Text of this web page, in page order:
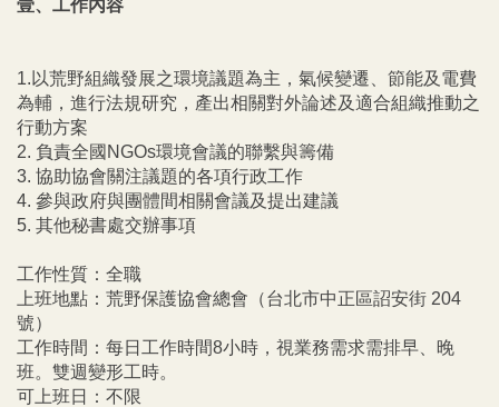
壹、工作內容
1.以荒野組織發展之環境議題為主，氣候變遷、節能及電費
為輔，進行法規研究，產出相關對外論述及適合組織推動之
行動方案
2. 負責全國NGOs環境會議的聯繫與籌備
3. 協助協會關注議題的各項行政工作
4. 參與政府與團體間相關會議及提出建議
5. 其他秘書處交辦事項
工作性質：全職
上班地點： 荒野保護協會總會（台北市中正區詔安街 204
號）
工作時間：每日工作時間8小時，視業務需求需排早、晚
班。雙週變形工時。
可上班日：不限